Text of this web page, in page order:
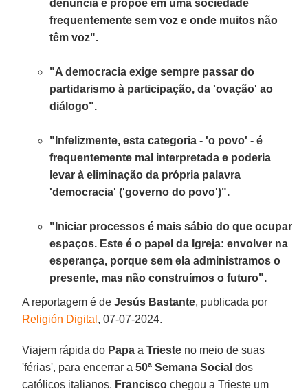
denuncia e propõe em uma sociedade
frequentemente sem voz e onde muitos não
têm voz".
"A democracia exige sempre passar do
partidarismo à participação, da 'ovação' ao
diálogo".
"Infelizmente, esta categoria - 'o povo' - é
frequentemente mal interpretada e poderia
levar à eliminação da própria palavra
'democracia' ('governo do povo')".
"Iniciar processos é mais sábio do que ocupar
espaços. Este é o papel da Igreja: envolver na
esperança, porque sem ela administramos o
presente, mas não construímos o futuro".
A reportagem é deJesús Bastante, publicada por
Religión Digital , 07-07-2024.
Viajem rápida do Papa aTrieste no meio de suas
'férias', para encerrar a 50ª Semana Socialdos
católicos italianos. Francisco chegou a Trieste um